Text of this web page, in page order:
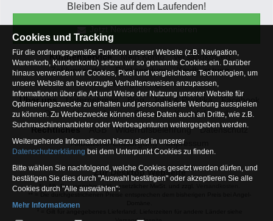
Bleiben Sie auf dem Laufenden!
Kundenservice Mein Konto
Versandkosten
Zahlungsarten
Rücksendung
Kaufberatung
Häufige Fragen
Über uns
Unternehmen Blog Jobs & Praktika
Facebook
Osterfeldsee
Archiv Sitemap
Kontaktformular
Rechtliches
AGB Widerrufsbelehrung
Datenschutz
Altbatterie-Entsorgung
Impressum
Zur Desktop Webseite
* = Alle Preisangaben inkl. gesetzlicher MwSt. und zzgl.
Cookies und Tracking
Für die ordnungsgemäße Funktion unserer Website (z.B. Navigation,
Warenkorb, Kundenkonto) setzen wir so genannte Cookies ein. Darüber
hinaus verwenden wir Cookies, Pixel und vergleichbare Technologien, um
unsere Website an bevorzugte Verhaltensweisen anzupassen,
Informationen über die Art und Weise der Nutzung unserer Website für
Optimierungszwecke zu erhalten und personalisierte Werbung ausspielen
zu können. Zu Werbezwecke können diese Daten auch an Dritte, wie z.B.
Suchmaschinenanbieter oder Werbeagenturen weitergegeben werden.
Weitergehende Informationen hierzu sind in unserer
Datenschutzerklärung bei dem Unterpunkt Cookies zu finden.
Bitte wählen Sie nachfolgend, welche Cookies gesetzt werden dürfen, und
bestätigen Sie dies durch "Auswahl bestätigen" oder akzeptieren Sie alle
Cookies durch "Alle auswählen":
Mehr Informationen